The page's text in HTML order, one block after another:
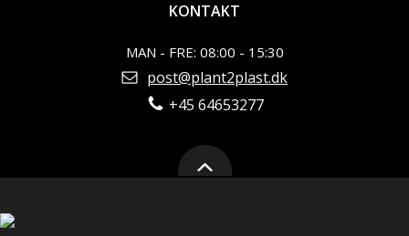
KONTAKT
MAN - FRE: 08:00 - 15:30
post@plant2plast.dk
+45 64653277